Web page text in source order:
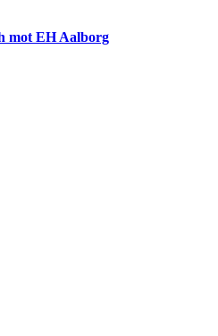
mot EH Aalborg